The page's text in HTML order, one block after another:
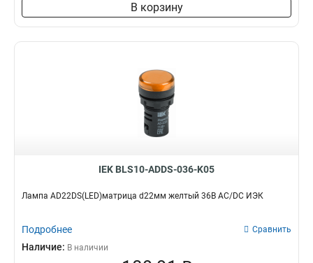
В корзину
IEK BLS10-ADDS-036-K05
Лампа AD22DS(LED)матрица d22мм желтый 36В AC/DC ИЭК
Подробнее Сравнить
Наличие: В наличии